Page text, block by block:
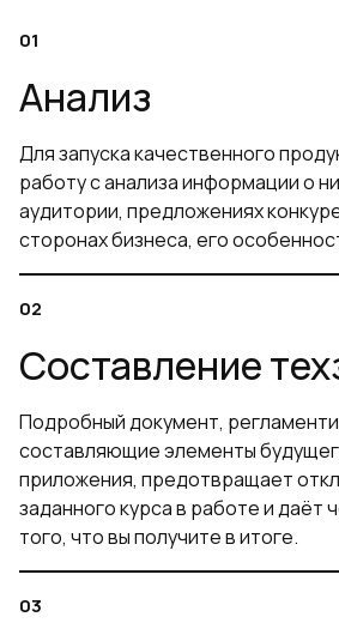
Анализ
Для запуска качественного
работу с анализа информации о
аудитории, предложениях
сторонах бизнеса, его
Составление
Подробный документ,
составляющие элементы
приложения, предотвращает
заданного курса в работе и даёт
того, что вы получите в итоге.